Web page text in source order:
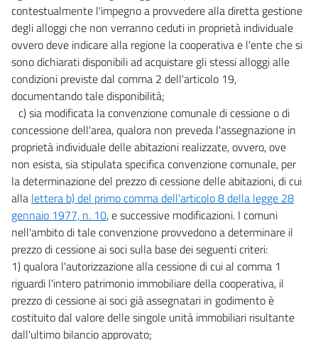
contestualmente l'impegno a provvedere alla diretta gestione
degli alloggi che non verranno ceduti in proprietà individuale
ovvero deve indicare alla regione la cooperativa e l'ente che si
sono dichiarati disponibili ad acquistare gli stessi alloggi alle
condizioni previste dal comma 2 dell'articolo 19,
documentando tale disponibilità;
c) sia modificata la convenzione comunale di cessione o di
concessione dell'area, qualora non preveda l'assegnazione in
proprietà individuale delle abitazioni realizzate, ovvero, ove
non esista, sia stipulata specifica convenzione comunale, per
la determinazione del prezzo di cessione delle abitazioni, di cui
alla lettera b) del primo comma dell'articolo 8 della legge 28
gennaio 1977, n. 10, e successive modificazioni. I comuni
nell'ambito di tale convenzione provvedono a determinare il
prezzo di cessione ai soci sulla base dei seguenti criteri:
1) qualora l'autorizzazione alla cessione di cui al comma 1
riguardi l'intero patrimonio immobiliare della cooperativa, il
prezzo di cessione ai soci già assegnatari in godimento è
costituito dal valore delle singole unità immobiliari risultante
dall'ultimo bilancio approvato;